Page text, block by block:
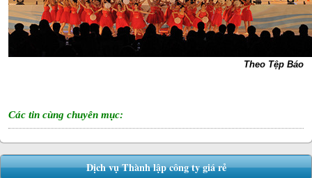
Theo Tệp Báo
Các tin cùng chuyên mục:
Dịch vụ Thành lập công ty giá rẻ